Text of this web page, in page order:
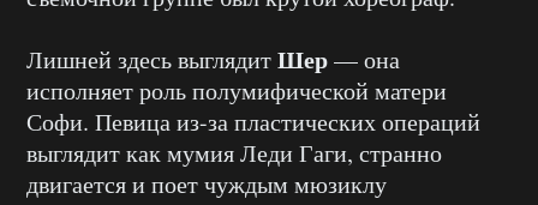
Лишней здесь выглядитШер— она
исполняет роль полумифической матери
Софи. Певица из-за пластических операций
выглядит как мумия Леди Гаги, странно
двигается и поет чуждым мюзиклу